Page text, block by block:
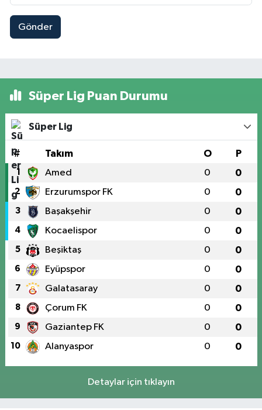
Gönder
Süper Lig Puan Durumu
Süper Lig
# Takım O P
1 Amed 0 0
2 Erzurumspor FK 0 0
3 Başakşehir 0 0
4 Kocaelispor 0 0
5 Beşiktaş 0 0
6 Eyüpspor 0 0
7 Galatasaray 0 0
8 Çorum FK 0 0
9 Gaziantep FK 0 0
10 Alanyaspor 0 0
Detaylar için tıklayın